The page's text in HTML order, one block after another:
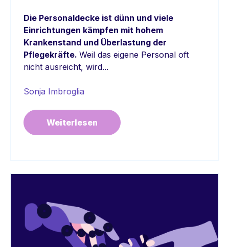
Die Personaldecke ist dünn und viele
Einrichtungen kämpfen mit hohem
Krankenstand und Überlastung der
Pflegekräfte. Weil das eigene Personal oft
nicht ausreicht, wird...
Sonja Imbroglia
Weiterlesen